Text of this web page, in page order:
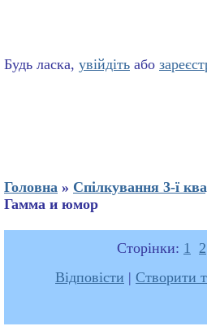
Будь ласка, увійдіть або
Головна » Спілкування 3-ї
Гамма и юмор
Сторінки: 1 2
Відповісти | Створити